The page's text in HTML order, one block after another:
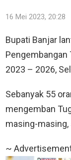
16 Mei 2023, 20:28
Bupati Banjar
Pengembangan
2023 – 2026,
Sebanyak 55
mengemban
masing-masing,
~